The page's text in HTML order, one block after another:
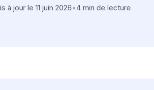
à jour le 11 juin 2026•4 min de lecture